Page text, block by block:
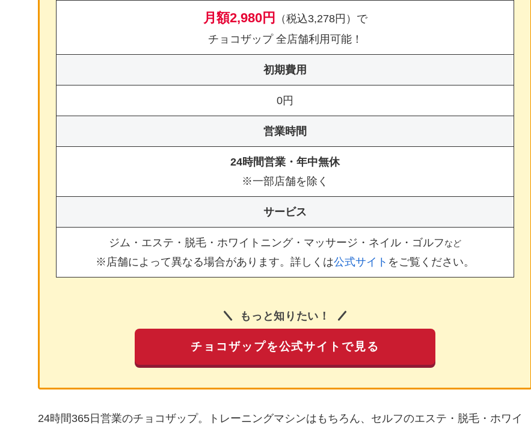
月額2,980円
（税込3,278円）で
チョコザップ 全店舗利用可能！
初期費用
0円
営業時間
24時間営業・年中無休
※一部店舗を除く
サービス
ジム・エステ・脱毛・ホワイトニング・マッサージ・ネイル・ゴルフなど
※店舗によって異なる場合があります。詳しくは公式サイト をご覧ください。
もっと知りたい！
チョコザップを公式サイトで見る
24時間365日営業のチョコザップ。トレーニングマシンはもちろん、セルフのエステ・脱毛・ホワイ